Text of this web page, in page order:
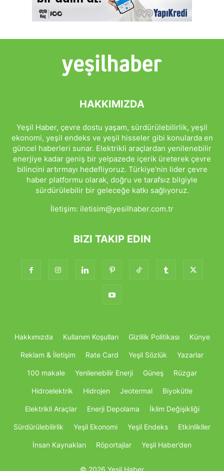
HAKKIMIZDA
Yeşil Haber, çevre dostu yaşam, sürdürülebilirlik, yeşil
ekonomi, yeşil endeks ve yeşil hisseler gibi konularda en
güncel haberleri sunar. Elektrikli araçlardan yenilenebilir
enerjiye kadar geniş bir yelpazede içerik üreterek çevre
bilincini artırmayı hedefliyoruz. Türkiye'nin lider çevre
haber platformu olarak, doğru ve tarafsız bilgiyle
sürdürülebilir bir geleceğe katkı sağlıyoruz.
İletişim: iletisim@yesilhaber.com.tr
BIZI TAKIP EDIN
Hakkımızda Kullanım Koşulları Gizlilik Politikası Künye
Reklam & İletişim Rate Card Yeşil Sözlük Yazarlar
100 makale Yenilenebilir Enerji Güneş Rüzgar
Hidroelektrik Hidrojen Jeotermal Biyokütle
Elektrikli Araçlar Enerji Depolama İklim Değişikliği
Sürdürülebilirlik Yeşil Ekonomi Yeşil Endeks Etkinlikller
İnsan Kaynakları Röportajlar Yeşil Haber’den
© 2026 Yeşil Haber